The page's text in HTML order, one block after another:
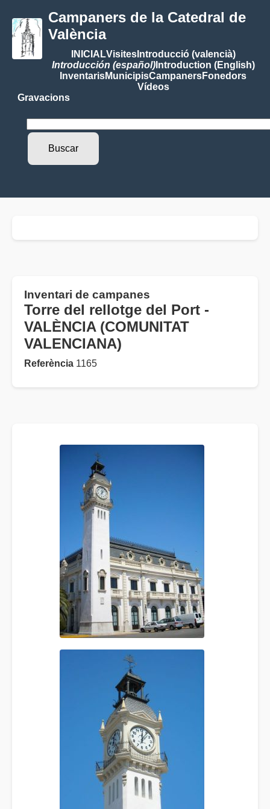
Campaners de la Catedral de
València
INICIALVisitesIntroducció (valencià)
Introducción (español)Introduction (English)
InventarisMunicipisCampanersFonedors
Vídeos
Gravacions
Inventari de campanes
Torre del rellotge del Port -
VALÈNCIA (COMUNITAT
VALENCIANA)
Referència 1165